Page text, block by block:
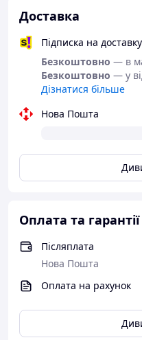
Доставка
Підписка на
Безкоштовно — в
Безкоштовно — у
Дізнатися більше
Нова Пошта
Оплата та гарантії
Післяплата
Нова Пошта
Оплата на рахунок